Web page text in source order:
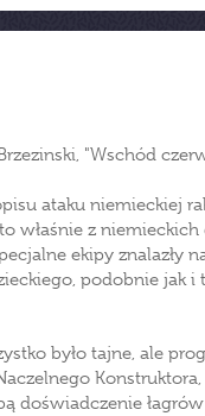
"Wschód
ataku niemieckiej
właśnie z
ekipy
podobnie jak
było tajne, ale
doświadczenie